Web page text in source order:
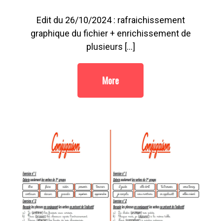
Edit du 26/10/2024 : rafraichissement
graphique du fichier + enrichissement de
plusieurs […]
More